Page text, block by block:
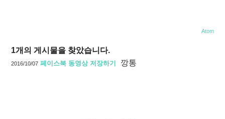
Atom
1개의 게시물을 찾았습니다.
2016/10/07 페이스북 동영상 저장하기 깡통